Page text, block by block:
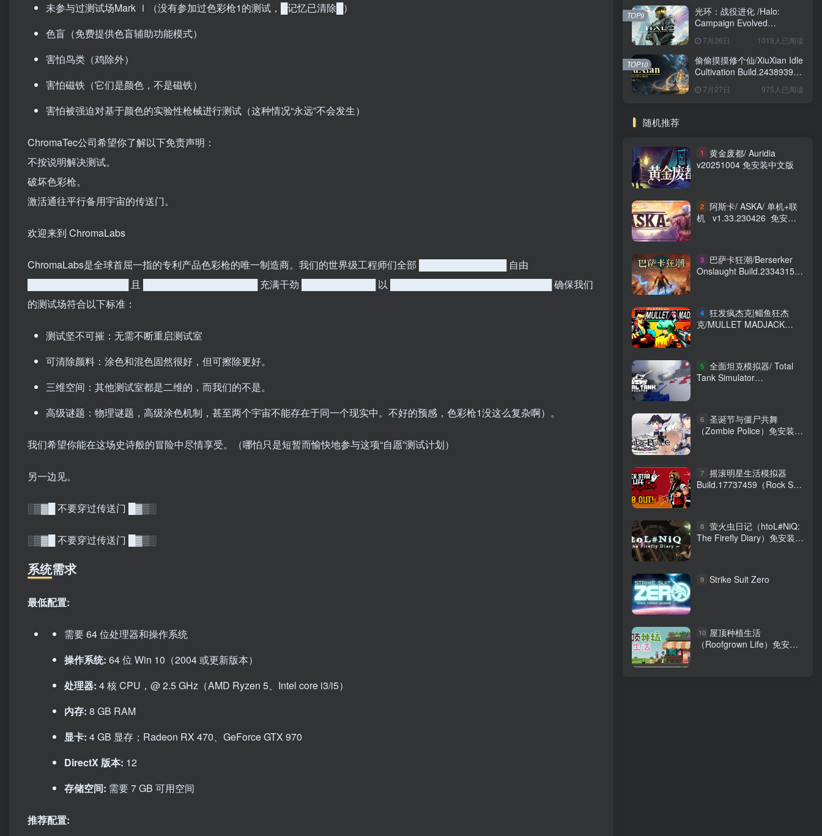
未参与过测试场Mark Ⅰ（没有参加过色彩枪1的测试，█记忆已清除█）
色盲（免费提供色盲辅助功能模式）
害怕鸟类（鸡除外）
害怕磁铁（它们是颜色，不是磁铁）
害怕被强迫对基于颜色的实验性枪械进行测试（这种情况“永远”不会发生）
ChromaTec公司希望你了解以下免责声明：
不按说明解决测试。
破坏色彩枪。
激活通往平行备用宇宙的传送门。
欢迎来到 ChromaLabs
ChromaLabs是全球首屈一指的专利产品色彩枪的唯一制造商。我们的世界级工程师们全部 █████████████ 自由
███████████████ 且 █████████████████ 充满干劲 ███████████ 以 ████████████████████████ 确保我们
的测试场符合以下标准：
测试坚不可摧：无需不断重启测试室
可清除颜料：涂色和混色固然很好，但可擦除更好。
三维空间：其他测试室都是二维的，而我们的不是。
高级谜题：物理谜题，高级涂色机制，甚至两个宇宙不能存在于同一个现实中。不好的预感，色彩枪1没这么复杂啊）。
我们希望你能在这场史诗般的冒险中尽情享受。（哪怕只是短暂而愉快地参与这项“自愿”测试计划）
另一边见。
░▒▓█ 不要穿过传送门 █▓▒░
░▒▓█ 不要穿过传送门 █▓▒░
系统需求
最低配置:
需要 64 位处理器和操作系统
操作系统: 64 位 Win 10（2004 或更新版本）
处理器: 4 核 CPU，@ 2.5 GHz（AMD Ryzen 5、Intel core i3/i5）
内存: 8 GB RAM
显卡: 4 GB 显存；Radeon RX 470、GeForce GTX 970
DirectX 版本: 12
存储空间: 需要 7 GB 可用空间
推荐配置:
光环：战役进化 /Halo:
Campaign Evolved
版 7月26日 1019人已阅读
TOP9
偷偷摸摸修个仙/XiuXian Idle
Cultivation Build.24389399
7月27日 975人已阅读
TOP10
随机推荐
1
黄金废都/ Auridia
v20251004 免安装中文版
2 阿斯卡/ ASKA/ 单机+联
机 v1.33.230426 免安装
3
巴萨卡狂潮/Berserker
Onslaught Build.23343151
4 狂发疯杰克|鲻鱼狂杰
克/MULLET MADJACK
5 全面坦克模拟器/ Total
Tank Simulator
6 圣诞节与僵尸共舞
（Zombie Police）免安装中
7 摇滚明星生活模拟器
Build.17737459（Rock Star
8 萤火虫日记（htoL#NiQ:
The Firefly Diary）免安装中
9 Strike Suit Zero
10 屋顶种植生活
（Roofgrown Life）免安装